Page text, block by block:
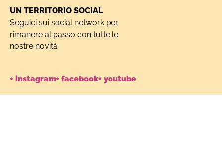
UN TERRITORIO SOCIAL
Seguici sui social network per
rimanere al passo con tutte le
nostre novità
+ instagram+ facebook+ youtube